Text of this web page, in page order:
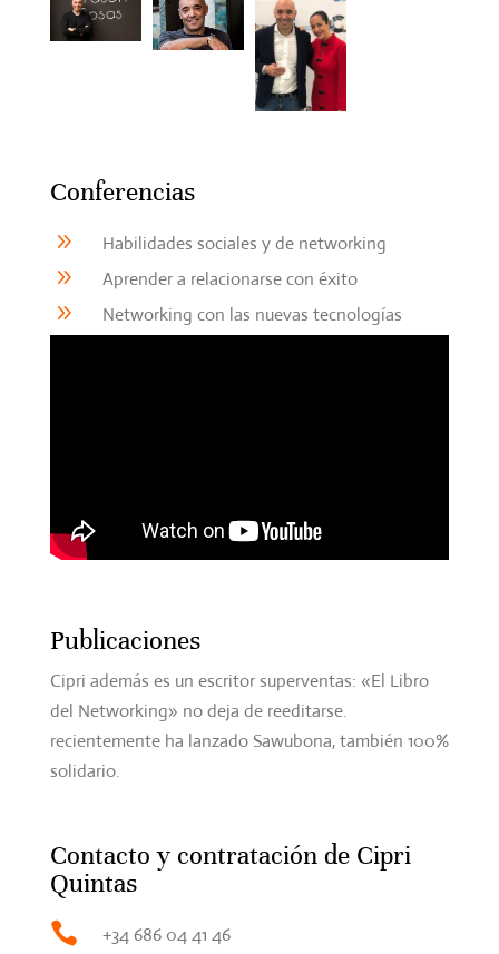
Conferencias
9 Habilidades sociales y de networking
9 Aprender a relacionarse con éxito
9 Networking con las nuevas tecnologías
Publicaciones
Cipri además es un escritor superventas: «El Libro
del Networking» no deja de reeditarse.
recientemente ha lanzado Sawubona, también 100%
solidario.
Contacto y contratación de Cipri
Quintas
 +34 686 04 41 46